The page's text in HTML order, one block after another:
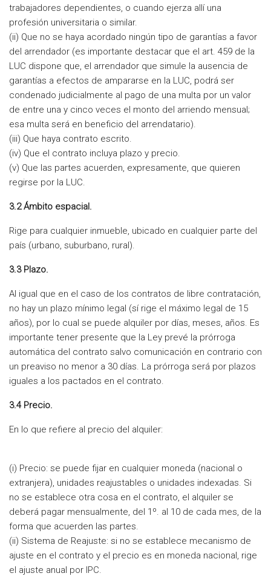
trabajadores dependientes, o cuando ejerza allí una
profesión universitaria o similar.
(ii) Que no se haya acordado ningún tipo de garantías a favor
del arrendador (es importante destacar que el art. 459 de la
LUC dispone que, el arrendador que simule la ausencia de
garantías a efectos de ampararse en la LUC, podrá ser
condenado judicialmente al pago de una multa por un valor
de entre una y cinco veces el monto del arriendo mensual;
esa multa será en beneficio del arrendatario).
(iii) Que haya contrato escrito.
(iv) Que el contrato incluya plazo y precio.
(v) Que las partes acuerden, expresamente, que quieren
regirse por la LUC.
3.2 Ámbito espacial.
Rige para cualquier inmueble, ubicado en cualquier parte del
país (urbano, suburbano, rural).
3.3 Plazo.
Al igual que en el caso de los contratos de libre contratación,
no hay un plazo mínimo legal (sí rige el máximo legal de 15
años), por lo cual se puede alquiler por días, meses, años. Es
importante tener presente que la Ley prevé la prórroga
automática del contrato salvo comunicación en contrario con
un preaviso no menor a 30 días. La prórroga será por plazos
iguales a los pactados en el contrato.
3.4 Precio.
En lo que refiere al precio del alquiler:
(i) Precio: se puede fijar en cualquier moneda (nacional o
extranjera), unidades reajustables o unidades indexadas. Si
no se establece otra cosa en el contrato, el alquiler se
deberá pagar mensualmente, del 1º. al 10 de cada mes, de la
forma que acuerden las partes.
(ii) Sistema de Reajuste: si no se establece mecanismo de
ajuste en el contrato y el precio es en moneda nacional, rige
el ajuste anual por IPC.